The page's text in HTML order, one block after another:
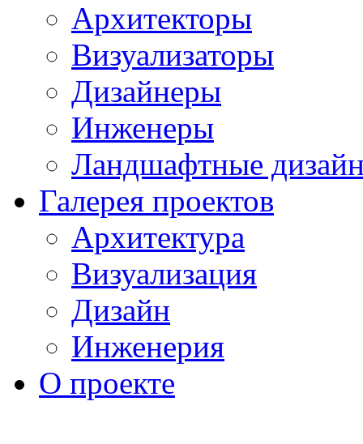
Архитекторы
Визуализаторы
Дизайнеры
Инженеры
Ландшафтные
Галерея проектов
Архитектура
Визуализация
Дизайн
Инженерия
О проекте